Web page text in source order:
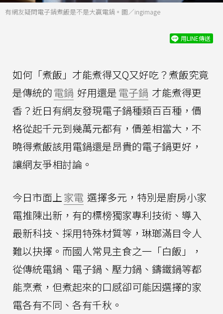
有網友疑問電子鍋煮飯是不是大贏電鍋。圖／ingimage
用LINE傳送
如何「煮飯」才能煮得又Q又好吃？煮飯究竟
是傳統的電鍋 好用還是電子鍋 才能煮得更
香？近日有網友發現電子鍋種類百百種，價
格從起千元到幾萬元都有，價差相當大，不
曉得煮飯該用電鍋還是昂貴的電子鍋更好，
讓網友爭相討論。
今日市面上家電 選擇多元，特別是廚房小家
電推陳出新，有的標榜獨家專利技術、導入
最新科技、採用特殊材質等，琳瑯滿目令人
難以抉擇。而國人常見主食之一「白飯」，
從傳統電鍋、電子鍋、壓力鍋、鑄鐵鍋等都
能烹煮，但煮起來的口感卻可能因選擇的家
電各有不同、各有千秋。